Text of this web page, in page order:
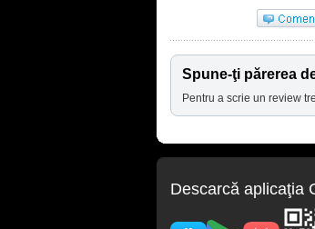
Spune-ţi părerea
Pentru a scrie un review
Descarcă aplicaţia